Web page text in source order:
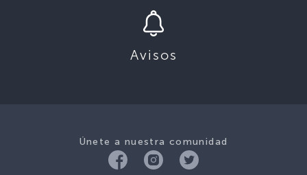
Avisos
Únete a nuestra comunidad